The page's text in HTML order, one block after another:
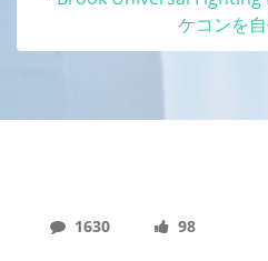
ケコンを
1630 98